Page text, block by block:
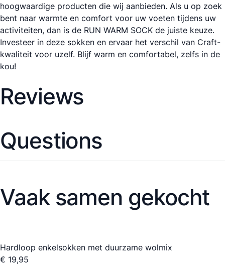
hoogwaardige producten die wij aanbieden. Als u op zoek
bent naar warmte en comfort voor uw voeten tijdens uw
activiteiten, dan is de RUN WARM SOCK de juiste keuze.
Investeer in deze sokken en ervaar het verschil van Craft-
kwaliteit voor uzelf. Blijf warm en comfortabel, zelfs in de
kou!
Reviews
Questions
Vaak samen gekocht
Hardloop enkelsokken met duurzame wolmix
€ 19,95